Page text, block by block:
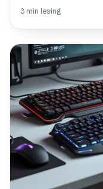
3 min lesing